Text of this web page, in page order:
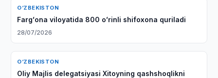
O‘ZBEKISTON
Fargʻona viloyatida 800 oʻrinli shifoxona quriladi
28/07/2026
O‘ZBEKISTON
Oliy Majlis delegatsiyasi Xitoyning qashshoqlikni